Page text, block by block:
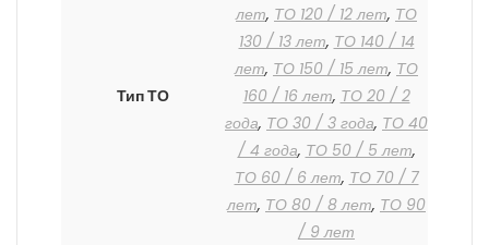
Тип ТО
лет, ТО 120 / 12 лет, ТО
130 / 13 лет, ТО 140 / 14
лет, ТО 150 / 15 лет, ТО
160 / 16 лет, ТО 20 / 2
года, ТО 30 / 3 года, ТО 40
/ 4 года, ТО 50 / 5 лет,
ТО 60 / 6 лет, ТО 70 / 7
лет, ТО 80 / 8 лет, ТО 90
/ 9 лет